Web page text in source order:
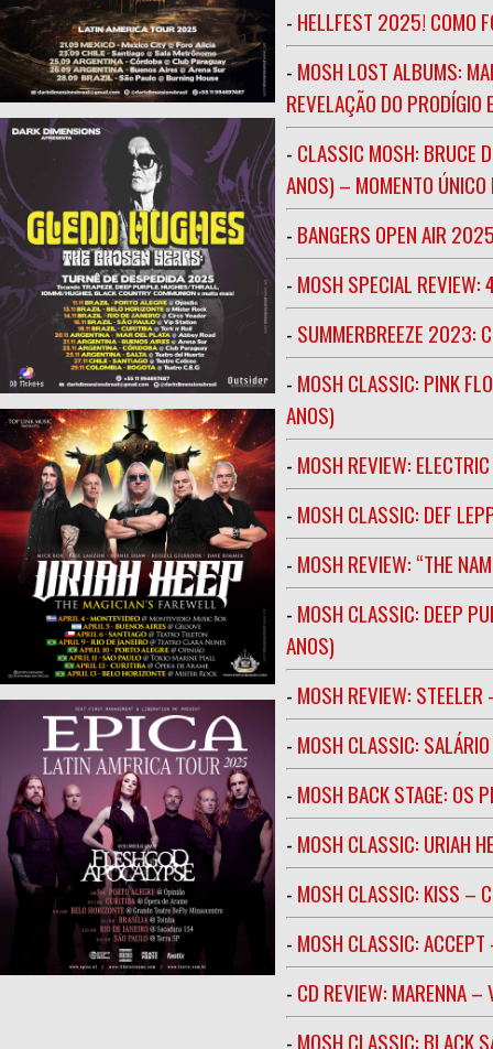
- HELLFEST 2025! COMO
- MOSH LOST ALBUMS:
REVELAÇÃO DO
- CLASSIC MOSH: BRUCE
ANOS) – MOMENTO ÚNICO
- BANGERS OPEN AIR
- MOSH SPECIAL REVIEW:
- SUMMERBREEZE 2023:
- MOSH CLASSIC: PINK
ANOS)
- MOSH REVIEW:
- MOSH CLASSIC: DEF
- MOSH REVIEW: “THE
- MOSH CLASSIC: DEEP
ANOS)
- MOSH REVIEW: STEELER
- MOSH CLASSIC:
- MOSH BACK STAGE: OS
- MOSH CLASSIC: URIAH
- MOSH CLASSIC: KISS –
- MOSH CLASSIC:
- CD REVIEW: MARENNA –
- MOSH CLASSIC: BLACK